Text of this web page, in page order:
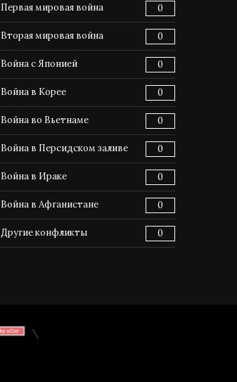
Первая мировая война 0
Вторая мировая война 0
Война с Японией 0
Война в Корее 0
Война во Вьетнаме 0
Война в Персидском заливе 0
Война в Ираке 0
Война в Афганистане 0
Другие конфликты 0